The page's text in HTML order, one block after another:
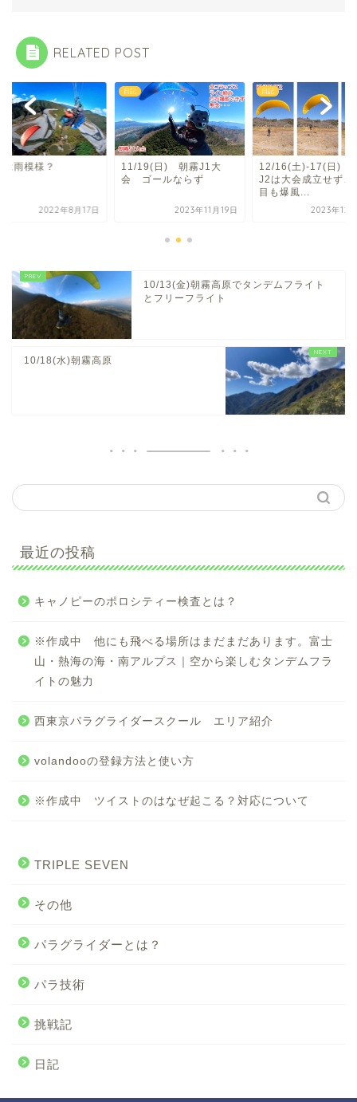
RELATED POST
は雨模様？
2022年8月17日
日記
11/19(日) 朝霧J1大
会 ゴールならず
2023年11月19日
日記
12/16(土)-17(日)
J2は大会成立せず、
目も爆風...
2023年12
10/13(金)朝霧高原でタンデムフライト
とフリーフライト
10/18(水)朝霧高原
最近の投稿
キャノピーのポロシティー検査とは？
※作成中 他にも飛べる場所はまだまだあります。富士
山・熱海の海・南アルプス｜空から楽しむタンデムフラ
イトの魅力
西東京パラグライダースクール エリア紹介
volandooの登録方法と使い方
※作成中 ツイストのはなぜ起こる？対応について
TRIPLE SEVEN
その他
パラグライダーとは？
パラ技術
挑戦記
日記